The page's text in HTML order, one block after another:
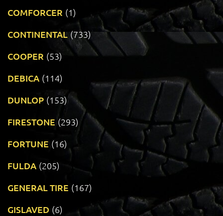
COMFORCER (1)
CONTINENTAL (733)
COOPER (53)
DEBICA (114)
DUNLOP (153)
FIRESTONE (293)
FORTUNE (16)
FULDA (205)
GENERAL TIRE (167)
GISLAVED (6)